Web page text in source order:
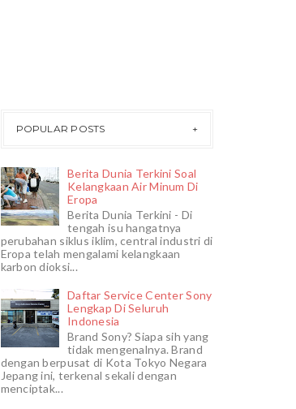
POPULAR POSTS
Berita Dunia Terkini Soal
Kelangkaan Air Minum Di
Eropa
Berita Dunia Terkini - Di
tengah isu hangatnya
perubahan siklus iklim, central industri di
Eropa telah mengalami kelangkaan
karbon dioksi...
Daftar Service Center Sony
Lengkap Di Seluruh
Indonesia
Brand Sony? Siapa sih yang
tidak mengenalnya. Brand
dengan berpusat di Kota Tokyo Negara
Jepang ini, terkenal sekali dengan
menciptak...